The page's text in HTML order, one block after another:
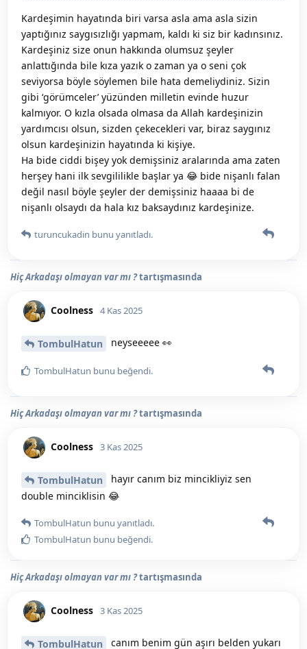
Kardeşimin hayatında biri varsa asla ama asla sizin
yaptığınız saygısızlığı yapmam, kaldı ki siz bir kadınsınız.
Kardeşiniz size onun hakkında olumsuz şeyler
anlattığında bile kıza yazık o zaman ya o seni çok
seviyorsa böyle söylemen bile hata demeliydiniz. Sizin
gibi ‘görümceler’ yüzünden milletin evinde huzur
kalmıyor. O kızla olsada olmasa da Allah kardeşinizin
yardımcısı olsun, sizden çekecekleri var, biraz saygınız
olsun kardeşinizin hayatında ki kişiye.
Ha bide ciddi bişey yok demişsiniz aralarında ama zaten
herşey hani ilk sevgililikle başlar ya 😂 bide nişanlı falan
değil nasıl böyle şeyler der demişsiniz haaaa bi de
nişanlı olsaydı da hala kız baksaydınız kardeşinize.
turuncukadin bunu yanıtladı.
Hiç Arkadaşı olmayan var mı ?tartışmasında
Coolness 4 Kas 2025
TombulHatun neyseeeee 👀
TombulHatun bunu beğendi.
Hiç Arkadaşı olmayan var mı ?tartışmasında
Coolness 3 Kas 2025
TombulHatun
hayır canım biz mincikliyiz sen
double minciklisin 😂
TombulHatun bunu yanıtladı.
TombulHatun bunu beğendi.
Hiç Arkadaşı olmayan var mı ?tartışmasında
Coolness 3 Kas 2025
TombulHatun canım benim gün aşırı belden yukarı